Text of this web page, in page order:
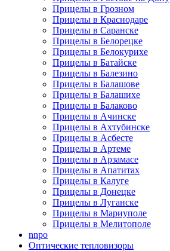
Прицелы в Грозном
Прицелы в Краснодаре
Прицелы в Саранске
Прицелы в Белорецке
Прицелы в Белокурихе
Прицелы в Батайске
Прицелы в Балезино
Прицелы в Балашове
Прицелы в Балашихе
Прицелы в Балаково
Прицелы в Ачинске
Прицелы в Ахтубинске
Прицелы в Асбесте
Прицелы в Артеме
Прицелы в Арзамасе
Прицелы в Апатитах
Прицелы в Калуге
Прицелы в Донецке
Прицелы в Луганске
Прицелы в Мариуполе
Прицелы в Мелитополе
nnpo
Оптические тепловизоры